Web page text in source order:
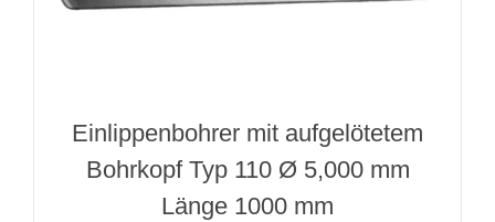
Einlippenbohrer mit aufgelötetem
Bohrkopf Typ 110 Ø 5,000 mm
Länge 1000 mm